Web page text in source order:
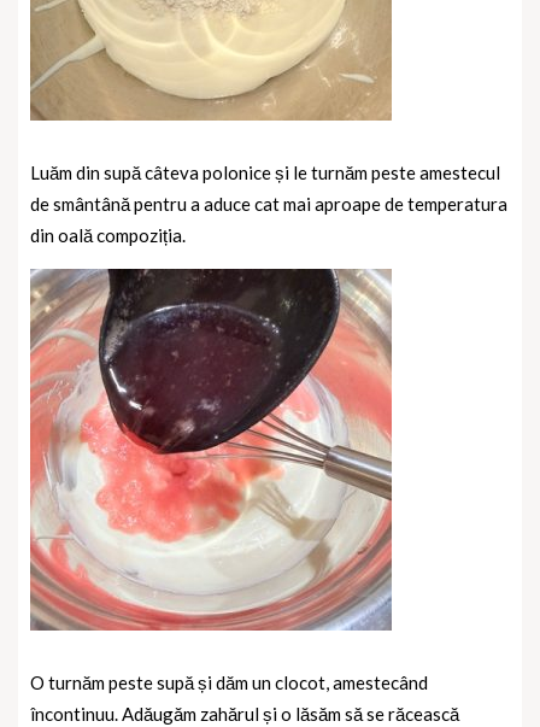
Luăm din supă câteva polonice și le turnăm peste amestecul
de smântână pentru a aduce cat mai aproape de temperatura
din oală compoziția.
O turnăm peste supă și dăm un clocot, amestecând
încontinuu. Adăugăm zahărul și o lăsăm să se răcească